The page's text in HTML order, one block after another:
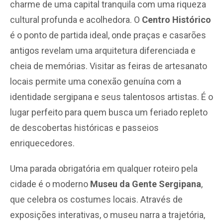
charme de uma capital tranquila com uma riqueza
cultural profunda e acolhedora. O Centro Histórico
é o ponto de partida ideal, onde praças e casarões
antigos revelam uma arquitetura diferenciada e
cheia de memórias. Visitar as feiras de artesanato
locais permite uma conexão genuína com a
identidade sergipana e seus talentosos artistas. É o
lugar perfeito para quem busca um feriado repleto
de descobertas históricas e passeios
enriquecedores.
Uma parada obrigatória em qualquer roteiro pela
cidade é o moderno Museu da Gente Sergipana,
que celebra os costumes locais. Através de
exposições interativas, o museu narra a trajetória,